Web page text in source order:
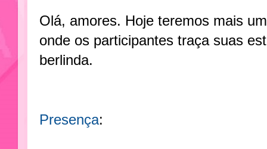
Olá, amores. Hoje teremos mais
onde os participantes traça suas
berlinda.
Presença: